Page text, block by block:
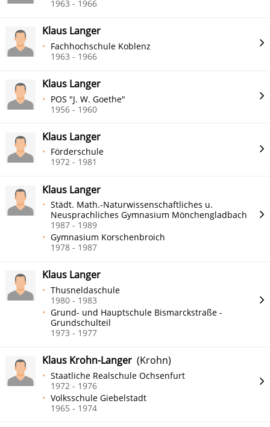
1963 - 1966
Klaus Langer
Fachhochschule Koblenz
1963 - 1966
Klaus Langer
POS "J. W. Goethe"
1956 - 1960
Klaus Langer
Förderschule
1972 - 1981
Klaus Langer
Städt. Math.-Naturwissenschaftliches u.
Neusprachliches Gymnasium Mönchengladbach
1987 - 1989
Gymnasium Korschenbroich
1978 - 1987
Klaus Langer
Thusneldaschule
1980 - 1983
Grund- und Hauptschule Bismarckstraße -
Grundschulteil
1973 - 1977
Klaus Krohn-Langer (Krohn)
Staatliche Realschule Ochsenfurt
1972 - 1976
Volksschule Giebelstadt
1965 - 1974